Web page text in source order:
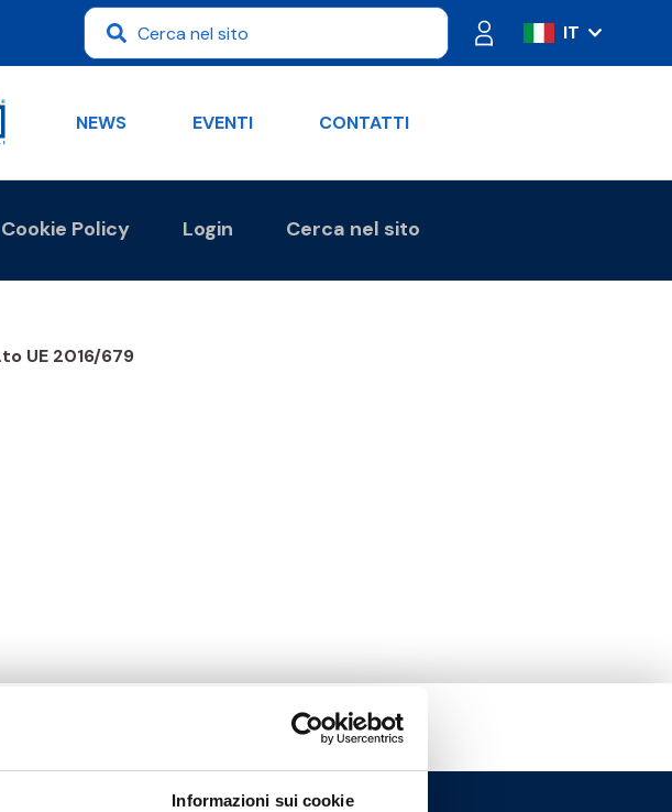
Informazioni sui cookie
IT
ES
DE
NEWS EVENTI CONTATTI
Cookie Policy Login Cerca nel sito
UE 2016/679